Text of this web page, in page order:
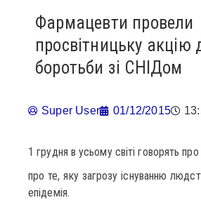
Фармацевти провели
просвітницьку акцію
боротьби зі СНІДом
Super User 01/12/2015
1 грудня в усьому світі говорять
про те, яку загрозу існуванню
епідемія.